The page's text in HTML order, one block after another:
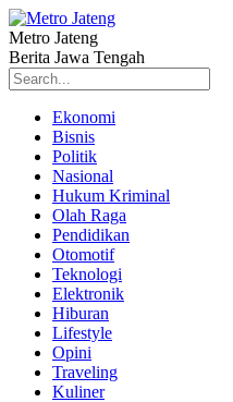
Metro Jateng
Berita Jawa Tengah
Ekonomi
Bisnis
Politik
Nasional
Hukum Kriminal
Olah Raga
Pendidikan
Otomotif
Teknologi
Elektronik
Hiburan
Lifestyle
Opini
Traveling
Kuliner